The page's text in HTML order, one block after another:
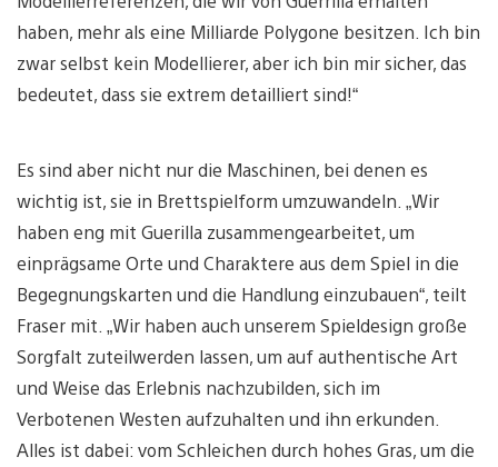
haben, mehr als eine Milliarde Polygone besitzen. Ich bin
zwar selbst kein Modellierer, aber ich bin mir sicher, das
bedeutet, dass sie extrem detailliert sind!“
Es sind aber nicht nur die Maschinen, bei denen es
wichtig ist, sie in Brettspielform umzuwandeln. „Wir
haben eng mit Guerilla zusammengearbeitet, um
einprägsame Orte und Charaktere aus dem Spiel in die
Begegnungskarten und die Handlung einzubauen“, teilt
Fraser mit. „Wir haben auch unserem Spieldesign große
Sorgfalt zuteilwerden lassen, um auf authentische Art
und Weise das Erlebnis nachzubilden, sich im
Verbotenen Westen aufzuhalten und ihn erkunden.
Alles ist dabei: vom Schleichen durch hohes Gras, um die